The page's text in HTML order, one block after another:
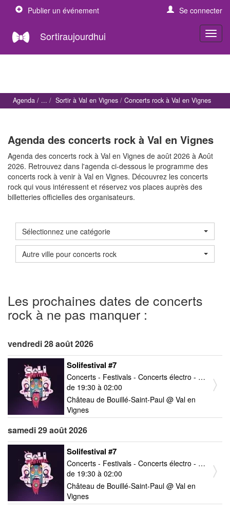
Publier un événement Se connecter
Sortiraujourdhui
Agenda Sortir à Val en Vignes Concerts rock à Val en Vignes
Agenda des concerts rock à Val en Vignes
Agenda des concerts rock à Val en Vignes de août 2026 à Août
2026. Retrouvez dans l'agenda ci-dessous le programme des
concerts rock à venir à Val en Vignes. Découvrez les concerts
rock qui vous intéressent et réservez vos places auprès des
billetteries officielles des organisateurs.
Sélectionnez une catégorie
Autre ville pour concerts rock
Les prochaines dates de concerts
rock à ne pas manquer :
vendredi 28 août 2026
Solifestival #7
Concerts - Festivals - Concerts électro - Concerts reggae - ska - dub - Concerts rock
de 19:30 à 02:00
Château de Bouillé-Saint-Paul @ Val en
Vignes
samedi 29 août 2026
Solifestival #7
Concerts - Festivals - Concerts électro - Concerts reggae - ska - dub - Concerts rock
de 19:30 à 02:00
Château de Bouillé-Saint-Paul @ Val en
Vignes